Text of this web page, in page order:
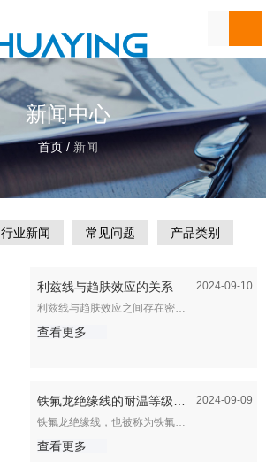
新闻中心
首页 / 新闻
行业新闻 常见问题 产品类别
2024-09-10
利兹线与趋肤效应的关系
利兹线与趋肤效应之间存在密切
计和应用能够显著减缓趋肤效应
的影响。
查看更多
2024-09-09
铁氟龙绝缘线的耐温等级和
应用
铁氟龙绝缘线，也被称为铁氟龙
四氟乙烯（PTFE）或其他氟化
合物（如FEP、PFA）为绝缘
查看更多